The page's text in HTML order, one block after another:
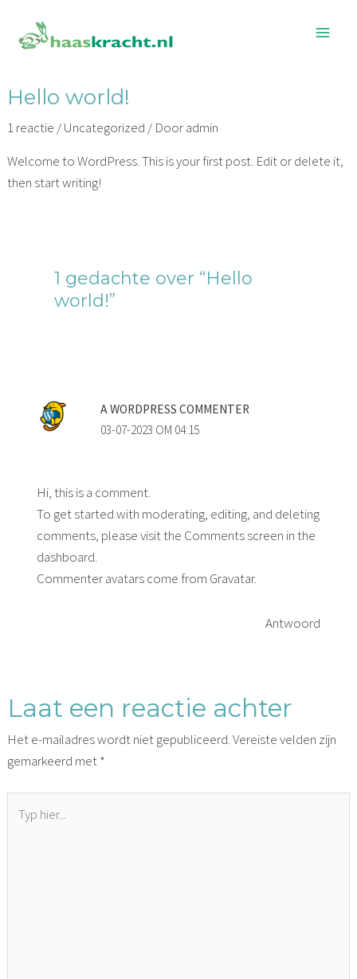
Hello world!
1 reactie /Uncategorized / Dooradmin
Welcome to WordPress. This is your first post. Edit or delete it,
then start writing!
1 gedachte over “Hello
world!”
A WORDPRESS COMMENTER
03-07-2023 OM 04:15
Hi, this is a comment.
To get started with moderating, editing, and deleting
comments, please visit the Comments screen in the
dashboard.
Commenter avatars come from Gravatar.
Antwoord
Laat een reactie achter
Het e-mailadres wordt niet gepubliceerd.Vereiste velden zijn
gemarkeerd met*
hier...